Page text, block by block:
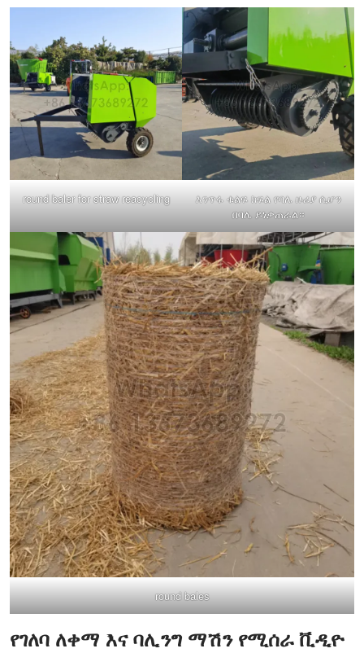
round baler for straw reacycling
እንጥፋ ቁልፍ ክፍል የባሌ ዙሪያ ሲሆን
በባሌ ይነቃጠራል።
round bales
የገለባ ለቀማ እና ባሊንግ ማሽን የሚሰራ ቪዲዮ